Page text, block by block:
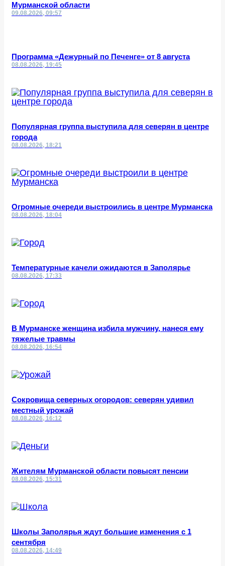
Мурманской области
09.08.2026, 09:57
Программа «Дежурный по Печенге» от 8 августа
08.08.2026, 19:45
Популярная группа выступила для северян в центре
города
08.08.2026, 18:21
Огромные очереди выстроились в центре Мурманска
08.08.2026, 18:04
Температурные качели ожидаются в Заполярье
08.08.2026, 17:33
В Мурманске женщина избила мужчину, нанеся ему
тяжелые травмы
08.08.2026, 16:54
Сокровища северных огородов: северян удивил
местный урожай
08.08.2026, 16:12
Жителям Мурманской области повысят пенсии
08.08.2026, 15:31
Школы Заполярья ждут большие изменения с 1
сентября
08.08.2026, 14:49